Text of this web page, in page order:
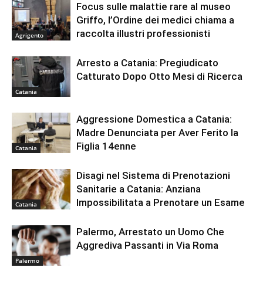
Agrigento
Focus sulle malattie rare al museo
Griffo, l’Ordine dei medici chiama a
raccolta illustri professionisti
Catania
Arresto a Catania: Pregiudicato
Catturato Dopo Otto Mesi di Ricerca
Catania
Aggressione Domestica a Catania:
Madre Denunciata per Aver Ferito la
Figlia 14enne
Catania
Disagi nel Sistema di Prenotazioni
Sanitarie a Catania: Anziana
Impossibilitata a Prenotare un Esame
Palermo
Palermo, Arrestato un Uomo Che
Aggrediva Passanti in Via Roma